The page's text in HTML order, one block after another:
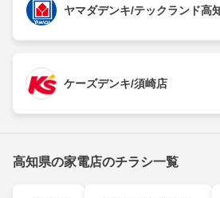
ヤマダデンキ/テックランド高
ケーズデンキ/須崎店
高知県の家電店のチラシ一覧